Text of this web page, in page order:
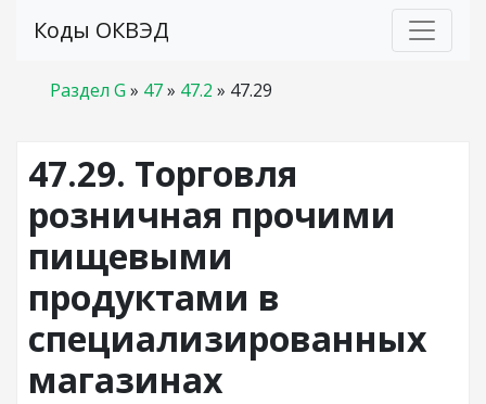
Коды ОКВЭД
Раздел G » 47» 47.2 » 47.29
47.29. Торговля
розничная прочими
пищевыми
продуктами в
специализированных
магазинах